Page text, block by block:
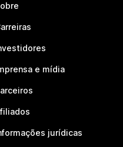
e mídia
jurídicas